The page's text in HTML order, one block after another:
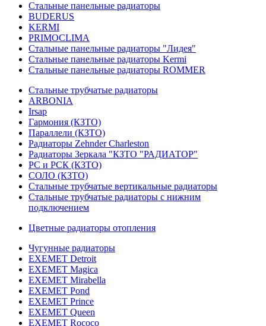
Стальные панельные радиаторы
BUDERUS
KERMI
PRIMOCLIMA
Стальные панельные радиаторы "Лидея"
Стальные панельные радиаторы Kermi
Стальные панельные радиаторы ROMMER
Стальные трубчатые радиаторы
ARBONIA
Irsap
Гармония (КЗТО)
Параллели (КЗТО)
Радиаторы Zehnder Charleston
Радиаторы Зеркала "КЗТО "РАДИАТОР"
РС и РСК (КЗТО)
СОЛО (КЗТО)
Стальные трубчатые вертикальные радиаторы
Стальные трубчатые радиаторы с нижним
подключением
Цветные радиаторы отопления
Чугунные радиаторы
EXEMET Detroit
EXEMET Magica
EXEMET Mirabella
EXEMET Pond
EXEMET Prince
EXEMET Queen
EXEMET Rococo